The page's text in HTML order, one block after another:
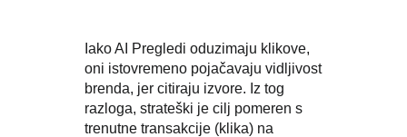
Iako AI Pregledi oduzimaju klikove,
oni istovremeno pojačavaju vidljivost
brenda, jer citiraju izvore. Iz tog
razloga, strateški je cilj pomeren s
trenutne transakcije (klika) na